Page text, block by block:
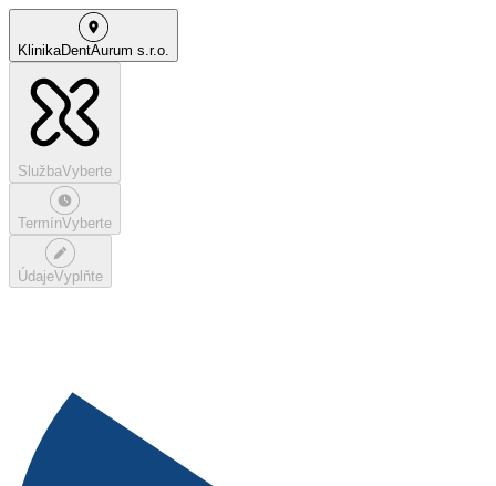
KlinikaDentAurum s.r.o.
SlužbaVyberte
TermínVyberte
ÚdajeVyplňte